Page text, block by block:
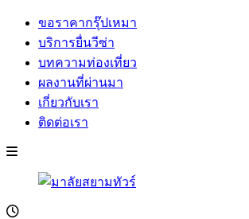
ขอราคากรุ๊ปเหมา
บริการยื่นวีซ่า
บทความท่องเที่ยว
ผลงานที่ผ่านมา
เกี่ยวกับเรา
ติดต่อเรา